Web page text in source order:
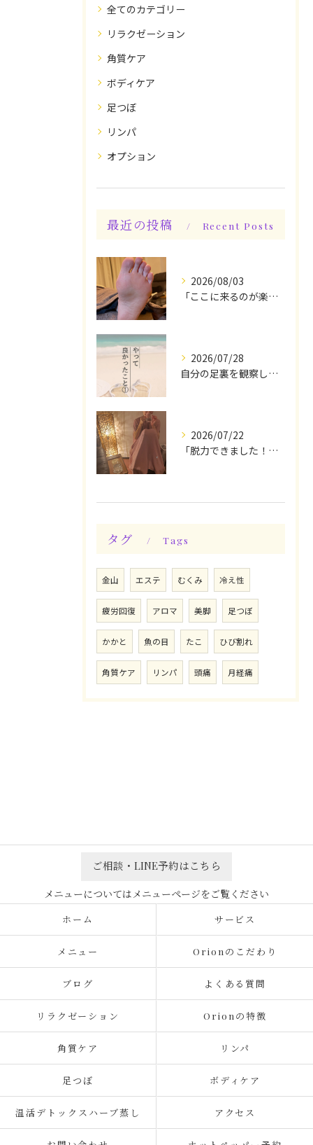
全てのカテゴリー
リラクゼーション
角質ケア
ボディケア
足つぼ
リンパ
オプション
最近の投稿 Recent Posts
2026/08/03
「ここに来るのが楽しみです♪」と、言っていただけます◎
2026/07/28
自分の足裏を観察してみる！やって良かったぁ〜♪
2026/07/22
「脱力できました！」今日は私の時間♪全身メンテナンスデー☆
タグ Tags
金山 エステ むくみ 冷え性
疲労回復 アロマ 美脚 足つぼ
かかと 魚の目 たこ ひび割れ
角質ケア リンパ 頭痛 月経痛
ご相談・LINE予約はこちら
ホーム サービス
メニュー Orionのこだわり
ブログ よくある質問
リラクゼーション Orionの特徴
角質ケア リンパ
足つぼ ボディケア
温活デトックスハーブ蒸し アクセス